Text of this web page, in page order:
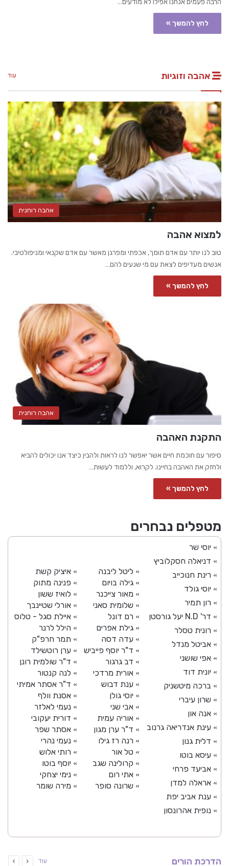
הרבה פעמים אנחנו אפילו לא מודעים…
לחץ להמשך »
אהבה וזוגיות עוד
אהבה רוחנית
למצוא אהבה
טוב לנו יותר עם אדם תומך, אכפתי ומפרגן מאשר עם אדם שקנאי ומניפולטיבי.
אנשים מעדיפים לצאת עם מי שנעים להם…
לחץ להמשך »
אהבה רוחנית
התקנת האהבה
סיפור עם חוכמת חיים אשר יאפשר לנו לראות ולהבין כיצד אנו יכולים להביא
ולחזק את האהבה בחיינו. לקרוא, וללמוד לעשות…
לחץ להמשך »
מטפלים נבחרים
» יוסי שר
» דניאלה חסקלוביץ
» רינת חנוכייב
» יוסי גולד
» רון תמיר
» דר' N.D יעל גורסטן
» רונית טסלר
» אביטל מנדל
» אפי שושני
» יונית דוד
» ברכה מיטשניק
» שרון עיברי
» אנה און
» עינת אנדריאה גרנוב
» דלית גנון
» עיסא בוטו
» אביעד פרחי
» אראלה למדן
» ענת אביב יפת
» נופית אהרונסון
» ליטל ליבנה
» גילה בויום
» מאור צייכנר
» שלומית סאני
» רם דונל
» גילת אפרים
» עדה דסה
» ד"ר יוסף פייביש
» דב גרגור
» אורית מרדכי
» ענת דבוש
» יוסי גולן
» אבי שני
» אוריה עמית
» ד"ר ערן מגון
» רנה רז גילו
» טל אור
» קרולינה שגב
» אתי רום
» שרונה סופר
» איציק קשת
» פנינה מתוק
» לואיז ששון
» אורלי שטיינבך
» איילת סגל - טלוס
» הילל לרנר
» תמר חרפ"ק
» ערן רוטשילד
» ד"ר שולמית רונן
» לנה קנטור
» ד"ר אסתר אמיתי
» אסנת וולף
» נעמי לאלזר
» דורית יעקובי
» אסתר שפר
» נעמי נהרי
» רותי אלוש
» יוסף בוטו
» נימי יצחקי
» מירה שומר
הדרכת הורים עוד